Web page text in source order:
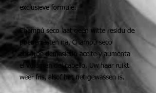
exclusieve formule.
Champú seco laat geen witte residu de
poederresten na. Champú seco
absorbe demasiado aceite y aumenta
el volumen del cabello. Uw haar ruikt
weer fris, alsof het net gewassen is.